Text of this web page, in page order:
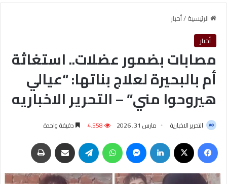
الرئيسية/أخبار
أخبار
مصابات بضمور عضلات.. استغاثة
أم بالبحيرة لعلاج بناتها: “عيالي
هيروحوا مني” – التحرير الاخباريه
التحرير الاخبارية مارس 31, 2026 4٬558 دقيقة واحدة